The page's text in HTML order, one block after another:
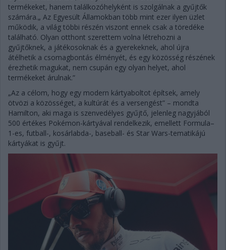
termékeket, hanem találkozóhelyként is szolgálnak a gyűjtők
számára.„ Az Egyesült Államokban több mint ezer ilyen üzlet
működik, a világ többi részén viszont ennek csak a töredéke
található. Olyan otthont szerettem volna létrehozni a
gyűjtőknek, a játékosoknak és a gyerekeknek, ahol újra
átélhetik a csomagbontás élményét, és egy közösség részének
érezhetik magukat, nem csupán egy olyan helyet, ahol
termékeket árulnak.”
„Az a célom, hogy egy modern kártyaboltot építsek, amely
ötvözi a közösséget, a kultúrát és a versengést” – mondta
Hamilton, aki maga is szenvedélyes gyűjtő, jelenleg nagyjából
500 értékes Pokémon-kártyával rendelkezik, emellett Formula–
1-es, futball-, kosárlabda-, baseball- és Star Wars-tematikájú
kártyákat is gyűjt.